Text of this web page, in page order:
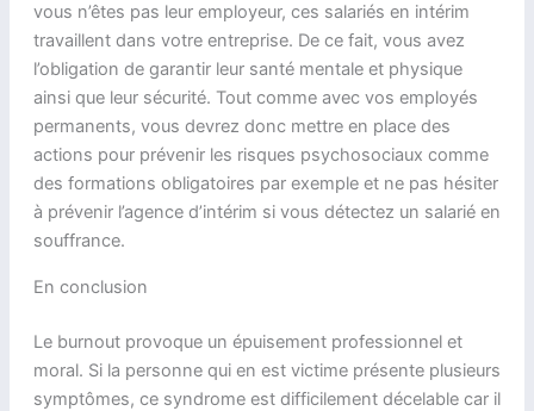
vous n’êtes pas leur employeur, ces salariés en intérim
travaillent dans votre entreprise. De ce fait, vous avez
l’obligation de garantir leur santé mentale et physique
ainsi que leur sécurité. Tout comme avec vos employés
permanents, vous devrez donc mettre en place des
actions pour prévenir les risques psychosociaux comme
des formations obligatoires par exemple et ne pas hésiter
à prévenir l’agence d’intérim si vous détectez un salarié en
souffrance.
En conclusion
Le burnout provoque un épuisement professionnel et
moral. Si la personne qui en est victime présente plusieurs
symptômes, ce syndrome est difficilement décelable car il